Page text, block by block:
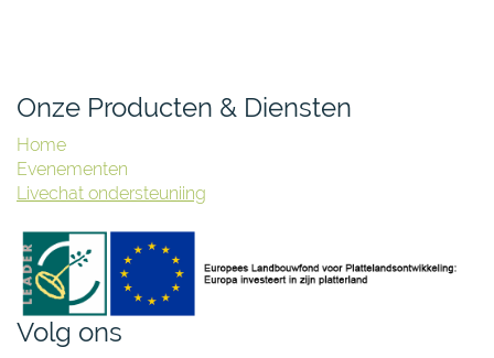
Onze Producten & Diensten
Home
Evenementen
Livechat ondersteuniing
Volg ons